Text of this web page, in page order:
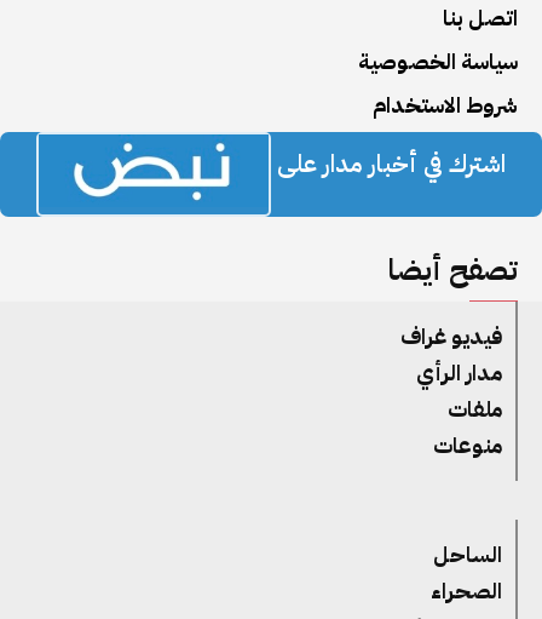
اتصل بنا
سياسة الخصوصية
شروط الاستخدام
اشترك في أخبار مدار على
تصفح أيضا
فيديو غراف
مدار الرأي
ملفات
منوعات
الساحل
الصحراء